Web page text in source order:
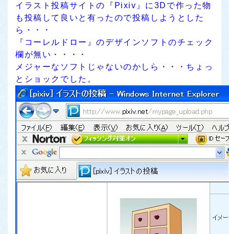
イラスト投稿サイトの『Pixiv』に3Dで作った物
も投稿して良いと有ったので投稿しようとした
ら・・・
『コーレルドロー』のデザインソフトのチェック
欄が無い・・・・
メジャーなソフトじゃないのかしら・・・ちょっ
とショックでした。